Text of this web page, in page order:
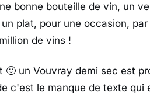
bonne bouteille de vin, un
plat, pour une occasion,
de vins !
un Vouvray demi sec est
c'est le manque de texte qui